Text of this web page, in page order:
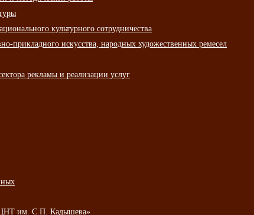
культурного сотрудничества
прикладного искусства, народных художественных ремесел
рекламы и реализации услуг
им. С.П. Кадышева»